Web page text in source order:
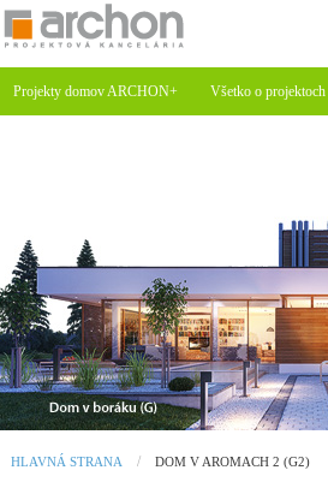
Projekty domov ARCHON+ Všetko o projektoch
HLAVNÁ STRANA DOM V AROMACH 2 (G2)